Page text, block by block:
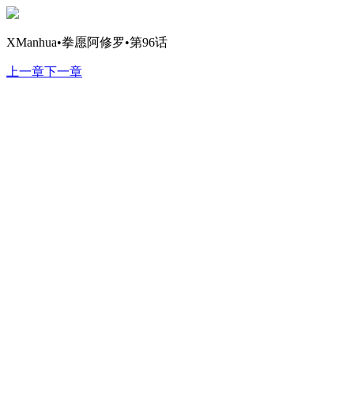
XManhua•拳愿阿修罗•第96话
上一章下一章